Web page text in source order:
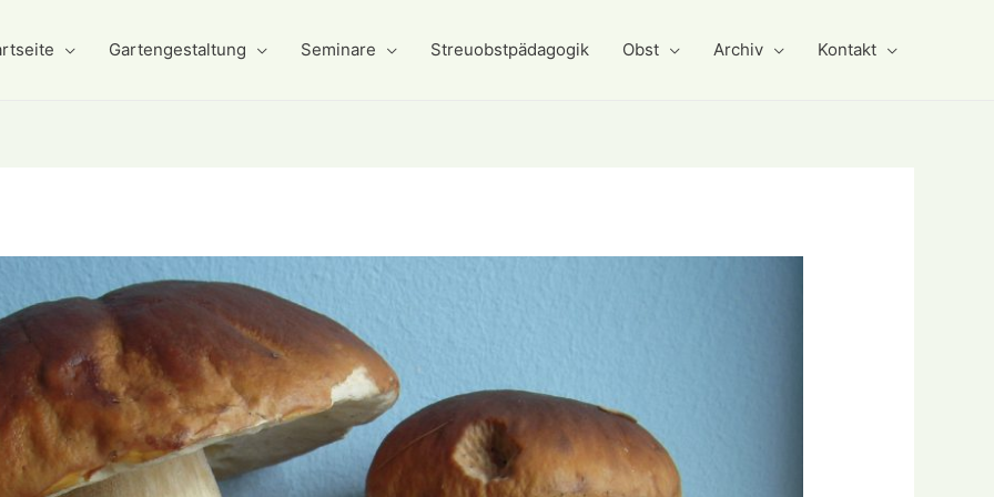
Gartengestaltung Seminare Streuobstpädagogik Obst Archiv Kontakt